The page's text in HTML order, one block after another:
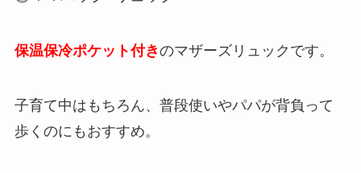
保温保冷ポケット付きのマザーズリュックです。
子育て中はもちろん、普段使いやパパが背負って
歩くのにもおすすめ。